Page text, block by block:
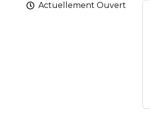
Actuellement Ouvert